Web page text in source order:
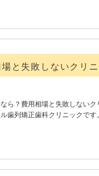
と失敗しないクリ
ら？費用相場と失敗しない
歯列矯正歯科クリニックで